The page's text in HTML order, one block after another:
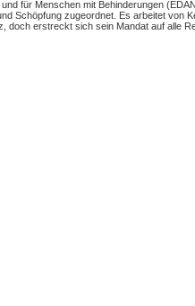
für Menschen mit Behinderungen
Schöpfung zugeordnet. Es arbeitet von
doch erstreckt sich sein Mandat auf alle